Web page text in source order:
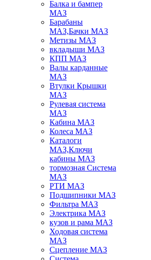
Балка и бампер
МАЗ
Барабаны
МАЗ,Бачки МАЗ
Метизы МАЗ
вкладыши МАЗ
КПП МАЗ
Валы карданные
МАЗ
Втулки Крышки
МАЗ
Рулевая система
МАЗ
Кабина МАЗ
Колеса МАЗ
Каталоги
МАЗ,Ключи
кабины МАЗ
тормозная Система
МАЗ
РТИ МАЗ
Подшипники МАЗ
Фильтра МАЗ
Электрика МАЗ
кузов и рама МАЗ
Ходовая система
МАЗ
Сцепление МАЗ